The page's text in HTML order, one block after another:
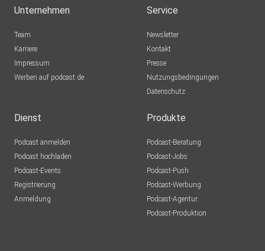
Unternehmen
Team
Karriere
Impressum
Werben auf podcast.de
Service
Newsletter
Kontakt
Presse
Nutzungsbedingungen
Datenschutz
Dienst
Podcast anmelden
Podcast hochladen
Podcast-Events
Registrierung
Anmeldung
Produkte
Podcast-Beratung
Podcast-Jobs
Podcast-Push
Podcast-Werbung
Podcast-Agentur
Podcast-Produktion